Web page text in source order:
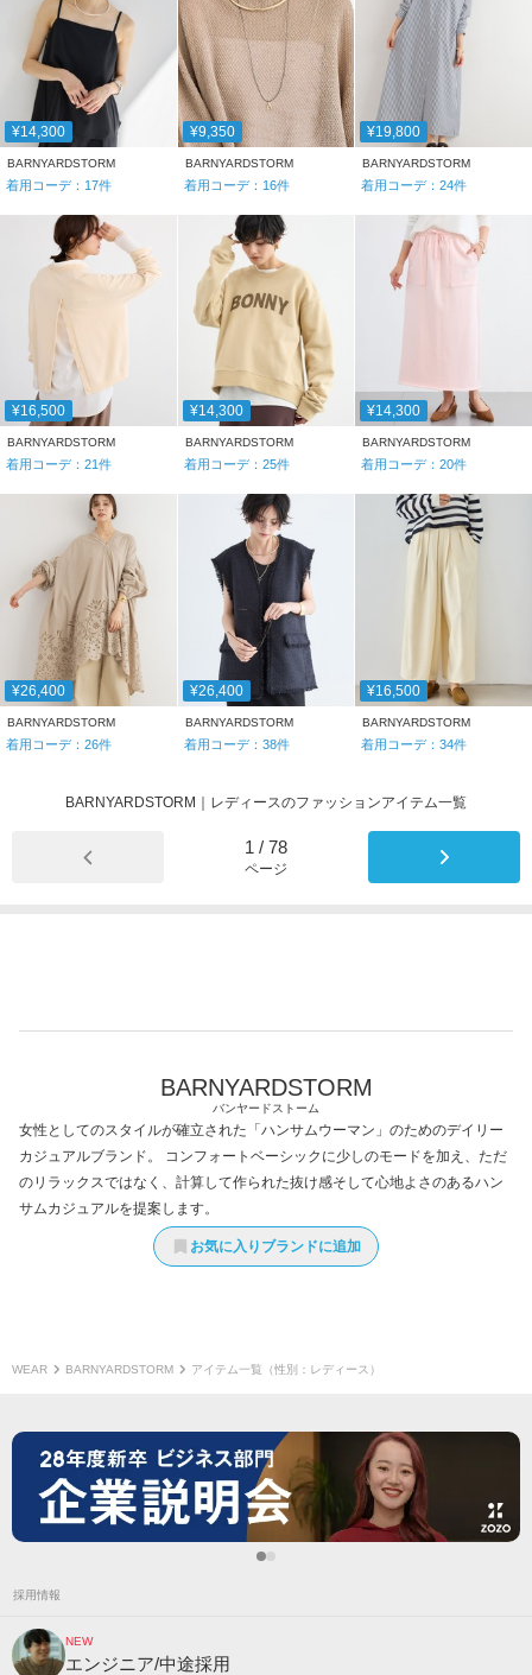
¥14,300
BARNYARDSTORM
着用コーデ： 17件
¥9,350
BARNYARDSTORM
着用コーデ： 16件
¥19,800
BARNYARDSTORM
着用コーデ：24件
¥16,500
BARNYARDSTORM
着用コーデ： 21件
¥14,300
BARNYARDSTORM
着用コーデ： 25件
¥14,300
BARNYARDSTORM
着用コーデ：20件
¥26,400
BARNYARDSTORM
着用コーデ： 26件
¥26,400
BARNYARDSTORM
着用コーデ： 38件
¥16,500
BARNYARDSTORM
着用コーデ：34件
BARNYARDSTORM｜レディースのファッションアイテム一覧
1 / 78
ページ
BARNYARDSTORM
バンヤードストーム
女性としてのスタイルが確立された「ハンサムウーマン」のためのデイリー
カジュアルブランド。 コンフォートベーシックに少しのモードを加え、ただ
のリラックスではなく、計算して作られた抜け感そして心地よさのあるハン
サムカジュアルを提案します。
お気に入りブランドに追加
WEAR BARNYARDSTORM アイテム一覧（性別：レディース）
採用情報
NEW
エンジニア/中途採用